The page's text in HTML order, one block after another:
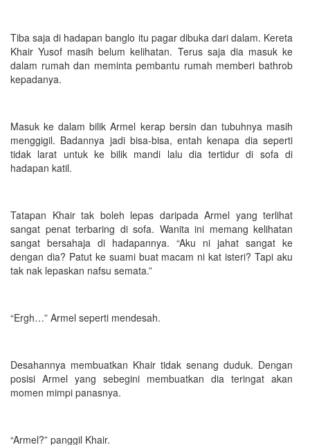
Tiba saja di hadapan banglo itu pagar dibuka dari dalam. Kereta
Khair Yusof masih belum kelihatan. Terus saja dia masuk ke
dalam rumah dan meminta pembantu rumah memberi bathrob
kepadanya.
Masuk ke dalam bilik Armel kerap bersin dan tubuhnya masih
menggigil. Badannya jadi bisa-bisa, entah kenapa dia seperti
tidak larat untuk ke bilik mandi lalu dia tertidur di sofa di
hadapan katil.
Tatapan Khair tak boleh lepas daripada Armel yang terlihat
sangat penat terbaring di sofa. Wanita ini memang kelihatan
sangat bersahaja di hadapannya. “Aku ni jahat sangat ke
dengan dia? Patut ke suami buat macam ni kat isteri? Tapi aku
tak nak lepaskan nafsu semata.”
“Ergh…” Armel seperti mendesah.
Desahannya membuatkan Khair tidak senang duduk. Dengan
posisi Armel yang sebegini membuatkan dia teringat akan
momen mimpi panasnya.
“Armel?” panggil Khair.